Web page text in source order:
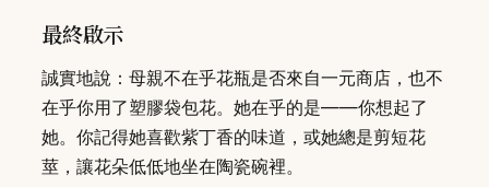
最終啟示
誠實地說：母親不在乎花瓶是否來自一元商店，也不
在乎你用了塑膠袋包花。她在乎的是——你想起了
她。你記得她喜歡紫丁香的味道，或她總是剪短花
莖，讓花朵低低地坐在陶瓷碗裡。